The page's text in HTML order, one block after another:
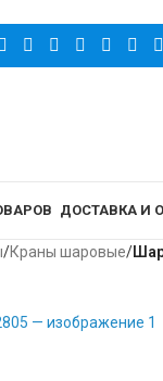
ДОСТАВКА И
/Краны шаровые/